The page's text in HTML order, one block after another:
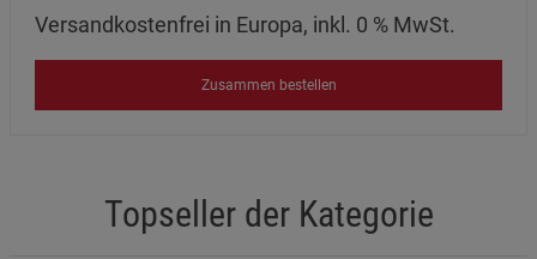
Versandkostenfrei in Europa, inkl. 0 % MwSt.
Zusammen bestellen
Topseller der Kategorie